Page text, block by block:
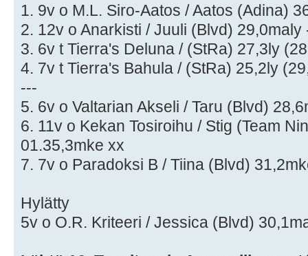
1. 9v o M.L. Siro-Aatos / Aatos (Adina)
2. 12v o Anarkisti / Juuli (Blvd) 29,0maly
3. 6v t Tierra's Deluna / (StRa) 27,3ly
4. 7v t Tierra's Bahula / (StRa) 25,2ly
---
5. 6v o Valtarian Akseli / Taru (Blvd)
6. 11v o Kekan Tosiroihu / Stig (Team
01.35,3mke xx
7. 7v o Paradoksi B / Tiina (Blvd)
Hylätty
5v o O.R. Kriteeri / Jessica (Blvd)